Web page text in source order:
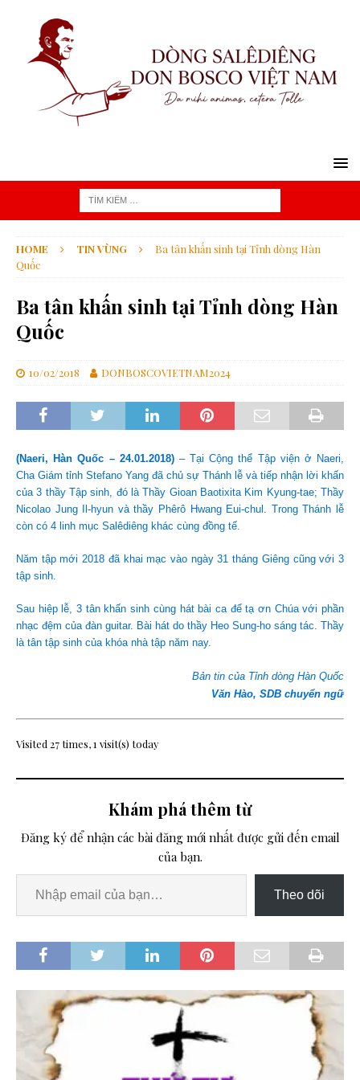
HOME TIN VÙNG
Ba tân khấn sinh tại Tỉnh dòng Hàn
Quốc
Ba tân khấn sinh tại Tỉnh dòng Hàn
Quốc
10/02/2018 DONBOSCOVIETNAM2024
(Naeri, Hàn Quốc – 24.01.2018)– Tại Cộng thể Tập viện ở Naeri,
Cha Giám tỉnh Stefano Yang đã chủ sự Thánh lễ và tiếp nhận lời khấn
của 3 thầy Tập sinh, đó là Thầy Gioan Baotixita Kim Kyung-tae; Thầy
Nicolao Jung Il-hyun và thầy Phêrô Hwang Eui-chul. Trong Thánh lễ
còn có 4 linh mục Salêdiêng khác cùng đồng tế.
Năm tập mới 2018 đã khai mạc vào ngày 31 tháng Giêng cũng với 3
tập sinh.
Sau hiệp lễ, 3 tân khấn sinh cùng hát bài ca để tạ ơn Chúa với phần
nhạc đệm của đàn guitar. Bài hát do thầy Heo Sung-ho sáng tác. Thầy
là tân tập sinh của khóa nhà tập năm nay.
Bản tin của Tỉnh dòng Hàn Quốc
Văn Hào, SDB chuyển ngữ
Visited 27 times, 1 visit(s) today
Khám phá thêm từ
Đăng ký để nhận các bài đăng mới nhất được gửi đến email
của bạn.
Theo dõi